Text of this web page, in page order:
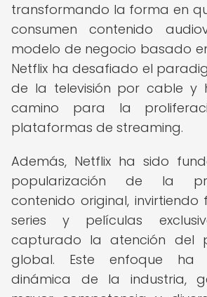
transformando la forma en
consumen contenido
modelo de negocio basado
Netflix ha desafiado el
de la televisión por cable y
camino para la
plataformas de streaming.
Además, Netflix ha sido
popularización de la
contenido original, invirtiendo
series y películas
capturado la atención del
global. Este enfoque ha
dinámica de la industria,